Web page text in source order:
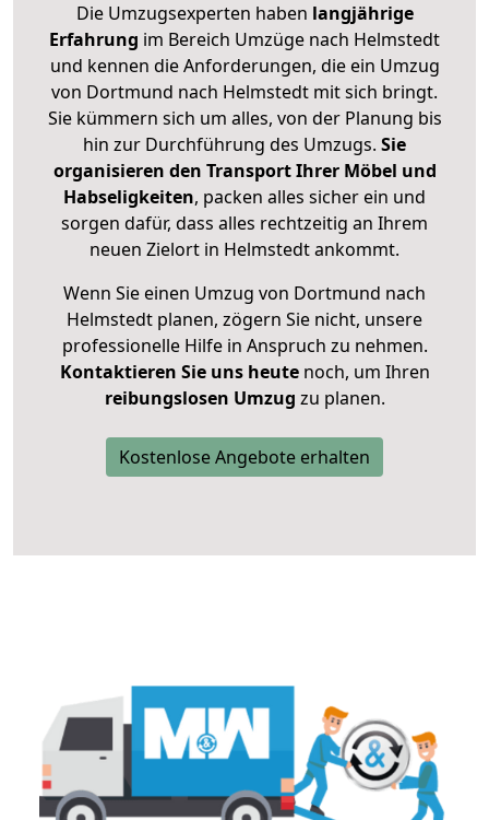
Die Umzugsexperten haben langjährige
Erfahrung im Bereich Umzüge nach Helmstedt
und kennen die Anforderungen, die ein Umzug
von Dortmund nach Helmstedt mit sich bringt.
Sie kümmern sich um alles, von der Planung bis
hin zur Durchführung des Umzugs. Sie
organisieren den Transport Ihrer Möbel und
Habseligkeiten, packen alles sicher ein und
sorgen dafür, dass alles rechtzeitig an Ihrem
neuen Zielort in Helmstedt ankommt.
Wenn Sie einen Umzug von Dortmund nach
Helmstedt planen, zögern Sie nicht, unsere
professionelle Hilfe in Anspruch zu nehmen.
Kontaktieren Sie uns heutenoch, um Ihren
reibungslosen Umzug zu planen.
Kostenlose Angebote erhalten